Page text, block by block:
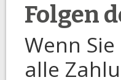
Folgen
Wenn
alle